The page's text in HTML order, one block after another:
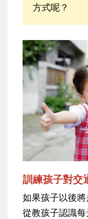
方式呢？
訓練孩子對交
如果孩子以後
從教孩子認識